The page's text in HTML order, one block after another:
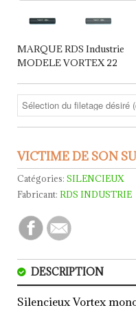
MARQUE RDS Industrie
MODELE VORTEX 22
VICTIME DE SON
Catégories: SILENCIEUX
Fabricant: RDS INDUSTRIE
DESCRIPTION
CARACTERISTIQUES
Silencieux Vortex